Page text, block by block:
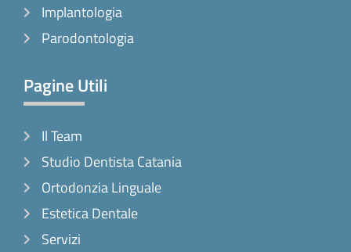
Implantologia
Parodontologia
Pagine Utili
Il Team
Studio Dentista Catania
Ortodonzia Linguale
Estetica Dentale
Servizi